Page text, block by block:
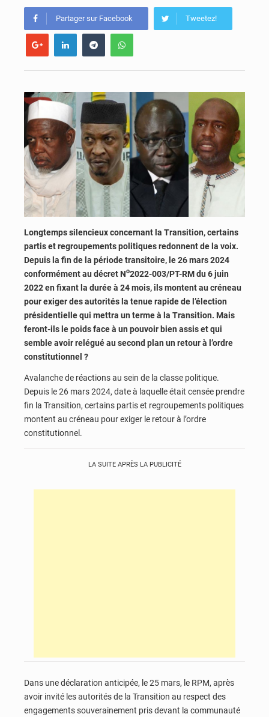
Partager sur Facebook Tweetez!
Longtemps silencieux concernant la Transition, certains
partis et regroupements politiques redonnent de la voix.
Depuis la fin de la période transitoire,le 26 mars 2024
conformément au décret No2022-003/PT-RM du 6 juin
2022 en fixant la durée à 24 mois, ils montent au créneau
pour exiger des autorités la tenue rapide de l’élection
présidentielle qui mettra un terme à la Transition. Mais
feront-ils le poids face à un pouvoir bien assis et qui
semble avoir relégué au second plan un retour à l’ordre
constitutionnel ?
Avalanche de réactions au sein de la classe politique.
Depuis le 26 mars 2024, date à laquelle était censée prendre
fin la Transition, certains partis et regroupements politiques
montent au créneau pour exiger le retour à l’ordre
constitutionnel.
LA SUITE APRÈS LA PUBLICITÉ
Dans une déclaration anticipée, le 25 mars, le RPM, après
avoir invité les autorités de la Transition au respect des
engagements souverainement pris devant la communauté